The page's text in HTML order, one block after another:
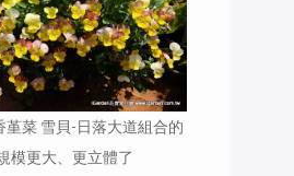
堇菜 雪貝-日落大道組合的
模更大、更立體了